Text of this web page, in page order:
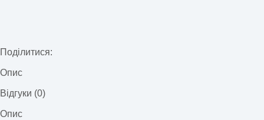
Поділитися:
Опис
Відгуки (0)
Опис